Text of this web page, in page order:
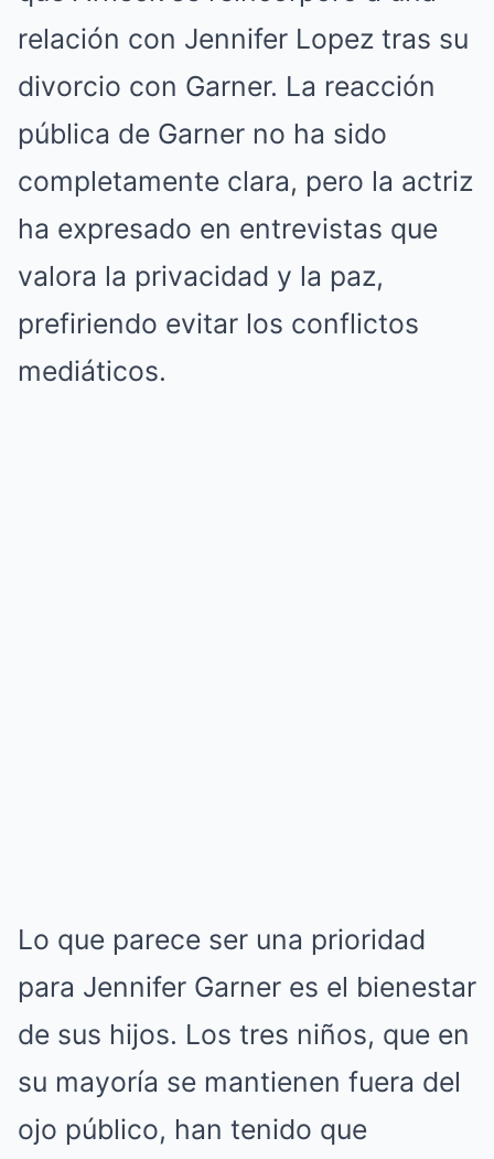
relación con Jennifer Lopez tras su
divorcio con Garner. La reacción
pública de Garner no ha sido
completamente clara, pero la actriz
ha expresado en entrevistas que
valora la privacidad y la paz,
prefiriendo evitar los conflictos
mediáticos.
Lo que parece ser una prioridad
para Jennifer Garner es el bienestar
de sus hijos. Los tres niños, que en
su mayoría se mantienen fuera del
ojo público, han tenido que